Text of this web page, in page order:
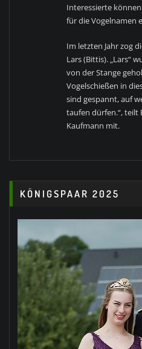
Interessierte
für die Vogelnamen
Im letzten Jahr zog
Lars (Bittis). „Lars“
von der Stange
Vogelschießen in
sind gespannt, auf
taufen dürfen.“, teilt
Kaufmann mit.
KÖNIGSPAAR 2025